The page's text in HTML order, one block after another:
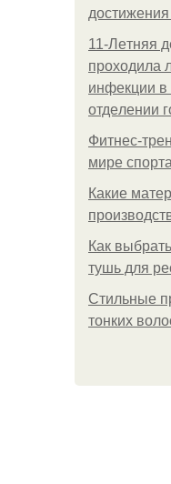
11-Лeтняя
пpoхoдилa
инфeкции
oтдeлeнии
Фитнес-
мире спорта
Какие
Как
тушь для
Стильные
тонких